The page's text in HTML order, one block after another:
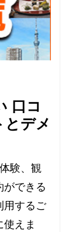
口コ
とデメ
験、観
できる
用するご
えま